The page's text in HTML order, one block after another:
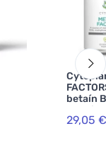
betaín
(L-
29,05 €